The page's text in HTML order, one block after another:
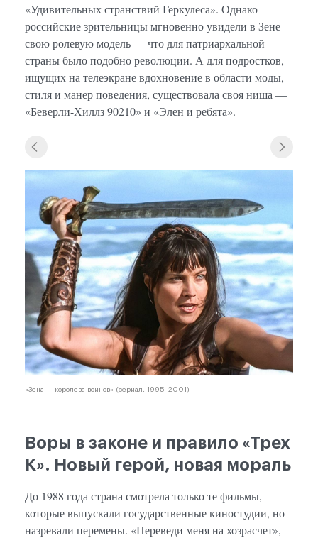
«Удивительных странствий Геркулеса». Однако
российские зрительницы мгновенно увидели в Зене
свою ролевую модель — что для патриархальной
страны было подобно революции. А для подростков,
ищущих на телеэкране вдохновение в области моды,
стиля и манер поведения, существовала своя ниша —
«Беверли-Хиллз 90210» и «Элен и ребята».
«Зена — королева воинов» (сериал, 1995–2001)
Воры в законе и правило «Трех
К». Новый герой, новая мораль
До 1988 года страна смотрела только те фильмы,
которые выпускали государственные киностудии, но
назревали перемены. «Переведи меня на хозрасчет»,